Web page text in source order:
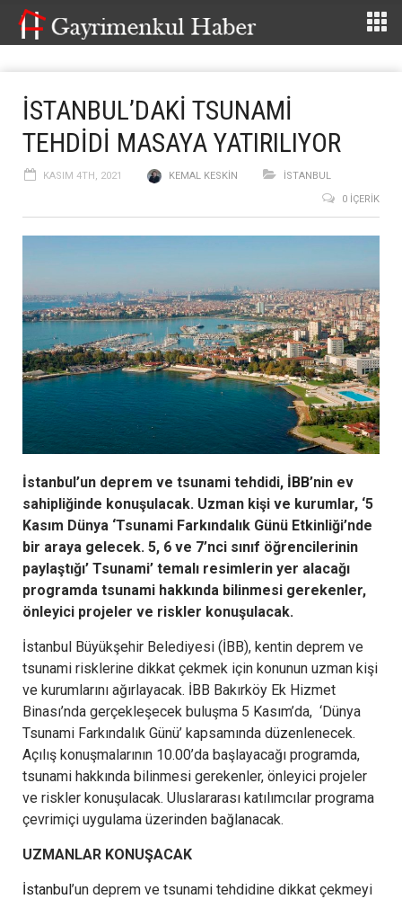
İSTANBUL’DAKİ TSUNAMİ
TEHDİDİ MASAYA YATIRILIYOR
KASIM 4TH, 2021 KEMAL KESKIN
İSTANBUL
0 İÇERIK
İstanbul’un deprem ve tsunami tehdidi, İBB’nin ev
sahipliğinde konuşulacak. Uzman kişi ve kurumlar, ‘5
Kasım Dünya ‘Tsunami Farkındalık Günü Etkinliği’nde
bir araya gelecek. 5, 6 ve 7’nci sınıf öğrencilerinin
paylaştığı’ Tsunami’ temalı resimlerin yer alacağı
programda tsunami hakkında bilinmesi gerekenler,
önleyici projeler ve riskler konuşulacak.
İstanbul Büyükşehir Belediyesi (İBB), kentin deprem ve
tsunami risklerine dikkat çekmek için konunun uzman kişi
ve kurumlarını ağırlayacak. İBB Bakırköy Ek Hizmet
Binası’nda gerçekleşecek buluşma 5 Kasım’da, ‘Dünya
Tsunami Farkındalık Günü’ kapsamında düzenlenecek.
Açılış konuşmalarının 10.00’da başlayacağı programda,
tsunami hakkında bilinmesi gerekenler, önleyici projeler
ve riskler konuşulacak. Uluslararası katılımcılar programa
çevrimiçi uygulama üzerinden bağlanacak.
UZMANLAR KONUŞACAK
İstanbul’un deprem ve tsunami tehdidine dikkat çekmeyi